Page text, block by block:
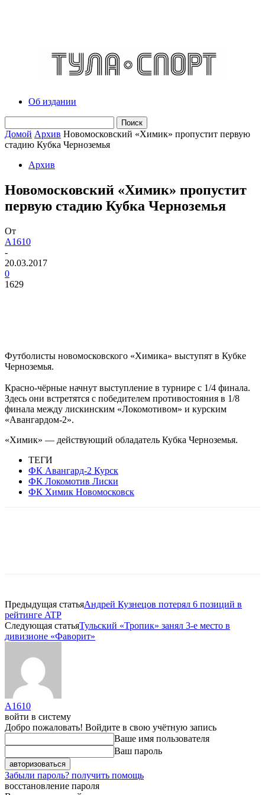
Об издании
Домой Архив Новомосковский «Химик» пропустит первую
стадию Кубка Черноземья
Архив
Новомосковский «Химик» пропустит
первую стадию Кубка Черноземья
От
A1610
-
20.03.2017
0
1629
Футболисты новомосковского «Химика» выступят в Кубке
Черноземья.
Красно-чёрные начнут выступление в турнире с 1/4 финала.
Здесь они встретятся с победителем противостояния в 1/8
финала между лискинским «Локомотивом» и курским
«Авангардом-2».
«Химик» — действующий обладатель Кубка Черноземья.
ТЕГИ
ФК Авангард-2 Курск
ФК Локомотив Лиски
ФК Химик Новомосковск
Предыдущая статьяАндрей Кузнецов потерял 6 позиций в
рейтинге ATP
Следующая статьяТульский «Тропик» занял 3-е место в
дивизионе «Фаворит»
A1610
войти в систему
Добро пожаловать! Войдите в свою учётную запись
Ваше имя пользователя
Ваш пароль
Забыли пароль? получить помощь
восстановление пароля